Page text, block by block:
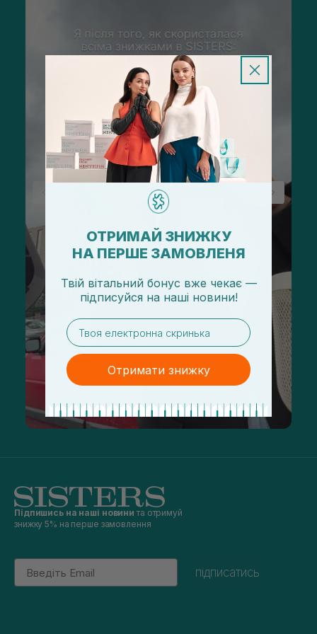
Підпишись на наші новини та отримуй
знижку 5% на перше замовлення
Email
підписатись
ОТРИМАЙ ЗНИЖКУ
НА ПЕРШЕ ЗАМОВЛЕНЯ
Твій вітальний бонус вже чекає —
підписуйся на наші новини!
email
Отримати знижку